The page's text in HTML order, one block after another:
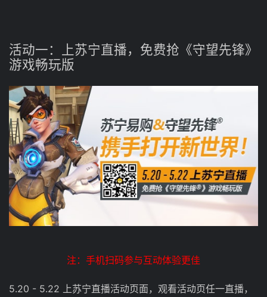
活动一：上苏宁直播，免费抢《守望先锋》
游戏畅玩版
注：手机扫码参与互动体验更佳
5.20 - 5.22 上苏宁直播活动页面，观看活动页任一直播，